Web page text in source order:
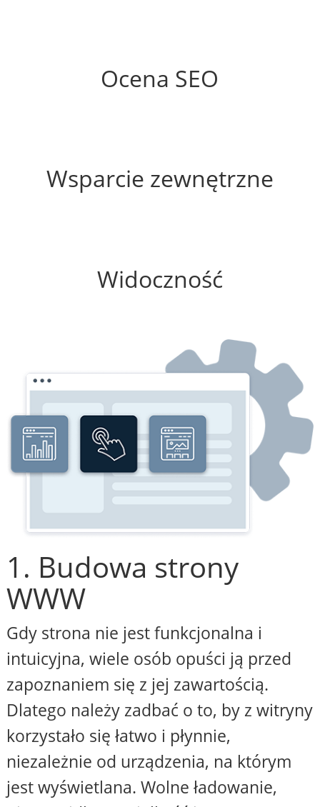
Ocena SEO
Wsparcie zewnętrzne
Widoczność
1. Budowa strony
WWW
Gdy strona nie jest funkcjonalna i
intuicyjna, wiele osób opuści ją przed
zapoznaniem się z jej zawartością.
Dlatego należy zadbać o to, by z witryny
korzystało się łatwo i płynnie,
niezależnie od urządzenia, na którym
jest wyświetlana. Wolne ładowanie,